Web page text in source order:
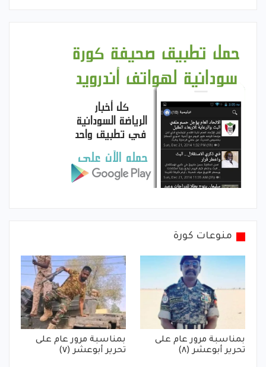
منوعات كورة
بمناسبة مرور عام على
تحرير أبوعشر (٨)
بمناسبة مرور عام على
تحرير أبوعشر (٧)